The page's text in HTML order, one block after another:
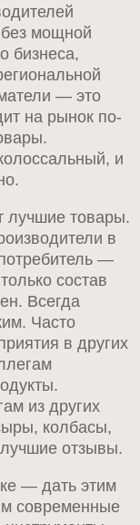
мощной
бизнеса,
— это
на рынок по-
и
лучшие товары.
в
—
состав
Всегда
Часто
в других
из других
колбасы,
отзывы.
— дать этим
современные